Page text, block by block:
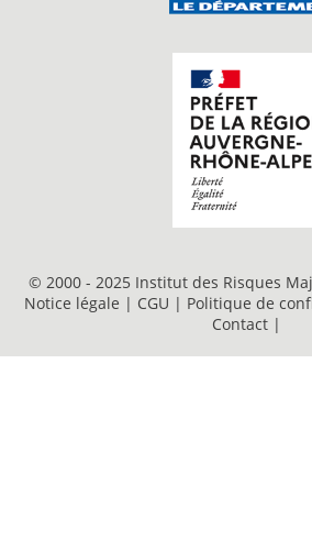
© 2000 - 2025 Institut des Risques
Notice légale | CGU | Politique de
Contact |